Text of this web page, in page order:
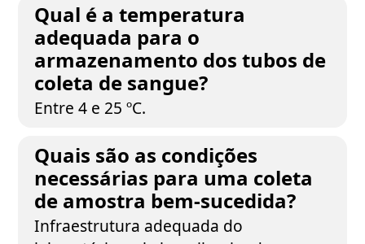
Qual é a temperatura
adequada para o
armazenamento dos tubos de
coleta de sangue?
Entre 4 e 25 ºC.
Quais são as condições
necessárias para uma coleta
de amostra bem-sucedida?
Infraestrutura adequada do